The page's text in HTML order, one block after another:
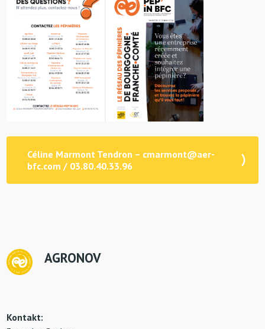
Céline Marmont Tendron – cmarmont@aer-
bfc.com / 03.80.40.33.96
AGRONOV
Kontakt: